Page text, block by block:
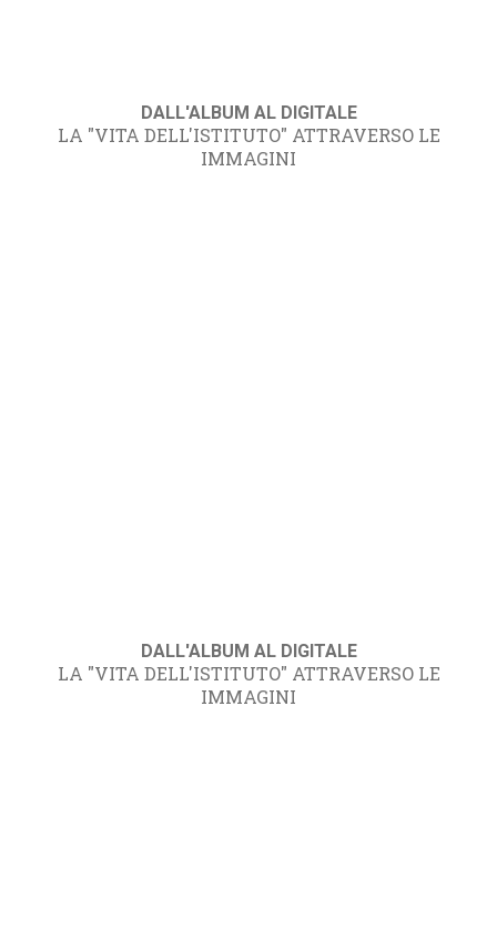
DALL'ALBUM AL DIGITALE
LA "VITA DELL'ISTITUTO" ATTRAVERSO LE
IMMAGINI
DALL'ALBUM AL DIGITALE
LA "VITA DELL'ISTITUTO" ATTRAVERSO LE
IMMAGINI